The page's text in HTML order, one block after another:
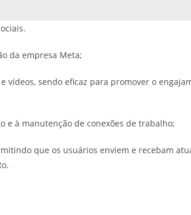
da empresa Meta;
sendo eficaz para promover o
e à manutenção de conexões de trabalho;
que os usuários enviem e recebam